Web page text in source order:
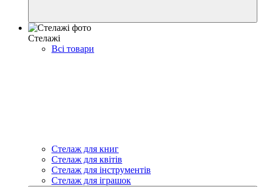
Стелажі
Всі товари
Стелаж для книг
Стелаж для квітів
Стелаж для інструментів
Стелаж для іграшок